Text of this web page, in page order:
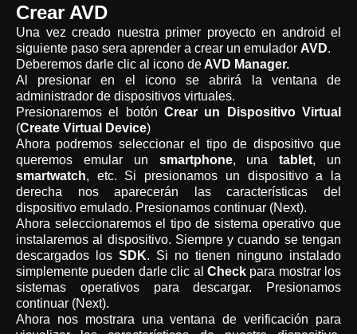
Crear AVD
Una vez creado nuestra primer proyecto en android el
siguiente paso sera aprender a crear un emulador AVD.
Deberemos darle clic al icono de AVD Manager.
Al presionar en el icono se abrirá la ventana de
administrador de dispositivos virtuales.
Presionaremos el botón Crear un Dispositivo Virtual
(Create Virtual Device)
Ahora podremos seleccionar el tipo de dispositivo que
queremos emular un smartphone, unatablet, un
smartwatch, etc. Si presionamos un dispositivo a la
derecha nos aparecerán las características del
dispositivo emulado. Presionamos continuar (Next).
Ahora seleccionaremos el tipo de sistema operativo que
instalaremos al dispositivo. Siempre y cuando se tengan
descargados los SDK. Si no tienen ninguno instalado
simplemente pueden darle clic al Check para mostrar los
sistemas operativos para descargar. Presionamos
continuar (Next).
Ahora nos mostrara una ventana de verificación para